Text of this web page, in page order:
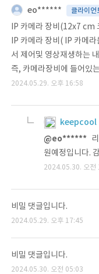
eo****** 클라이언
IP 카메라 장비(12x7 cm
IP 카메라 장비( IP 카메
서 제어및 영상재생하는
즉, 카메라장비에 들어있
2024.05.29. 오후 16:58
keepcool
@eo******
원예정입니다.
2024.05.30. 오전
비밀 댓글입니다.
2024.05.29. 오후 17:45
비밀 댓글입니다.
2024.05.30. 오전 05:03